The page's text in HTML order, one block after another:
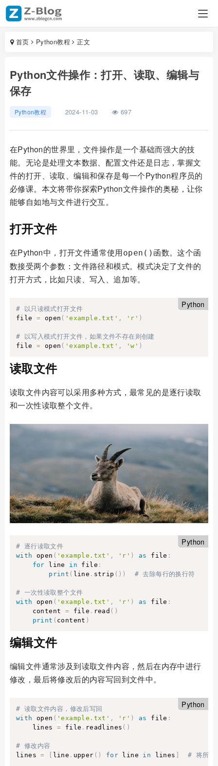
首页 Python教程 正文
Python文件操作：打开、读取、编辑与
保存
Python教程 2024-11-03 697
在Python的世界里，文件操作是一个基础而强大的技
能。无论是处理文本数据、配置文件还是日志，掌握文
件的打开、读取、编辑和保存是每一个Python程序员的
必修课。本文将带你探索Python文件操作的奥秘，让你
能够自如地与文件进行交互。
打开文件
在Python中，打开文件通常使用open() 函数。这个函
数接受两个参数：文件路径和模式。模式决定了文件的
打开方式，比如只读、写入、追加等。
Python
# 以只读模式打开文件
file = open ( 'example.txt' , 'r' )
# 以写入模式打开文件，如果文件不存在则创建
file = open ( 'example.txt' , 'w' )
读取文件
读取文件内容可以采用多种方式，最常见的是逐行读取
和一次性读取整个文件。
Python
# 逐行读取文件
with
open ( 'example.txt' , 'r' ) as file :
for line in file :
print ( line . strip ( ) ) # 去除每行的换行符
# 一次性读取整个文件
with
open ( 'example.txt' , 'r' ) as file :
    content
= file . read ( )
print ( content )
编辑文件
编辑文件通常涉及到读取文件内容，然后在内存中进行
修改，最后将修改后的内容写回到文件中。
Python
# 读取文件内容，修改后写回
with
open ( 'example.txt' , 'r' ) as file :
    lines
= file . readlines ( )
# 修改内容
lines = line . upper ( ) for line in lines # 将所有